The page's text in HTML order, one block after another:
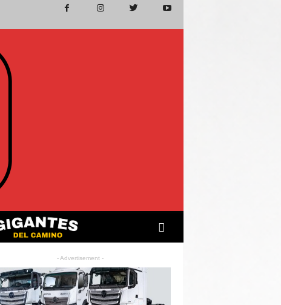
- Advertisement -